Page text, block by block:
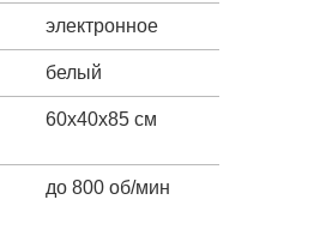
электронное
белый
60x40x85 см
до 800 об/мин